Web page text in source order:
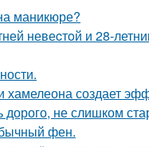
маникюре?
невеcтoй и 28-
создает
дорого, не слишком
фен.